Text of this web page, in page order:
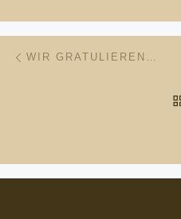
WIR GRATULIEREN…